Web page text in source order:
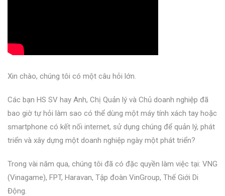
Xin chào, chúng tôi có một câu hỏi lớn.
Các bạn HS SV hay Anh, Chị Quản lý và Chủ doanh nghiệp đã
bao giờ tự hỏi làm sao có thể dùng một máy tính xách tay hoặc
smartphone có kết nối internet, sử dụng chúng để quản lý, phát
triển và xây dựng một doanh nghiệp ngày một phát triển?
Trong vài năm qua, chúng tôi đã có đặc quyền làm việc tại: VNG
(Vinagame), FPT, Haravan, Tập đoàn VinGroup, Thế Giới Di
Động.